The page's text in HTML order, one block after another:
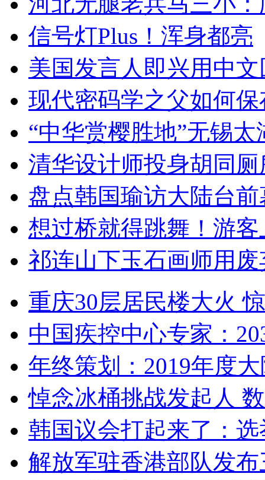
信号灯Plus！浑身都亮
美国发言人即兴用中
现代密码学之父如何
“中华赏樱胜地”无锡
清华设计师投身胡同
盘点韩国瑜访大陆台
想过桥就得跳舞！游客
祁连山下玉石画师用
重庆30层居民楼大火
中国疾控中心专家：
年终策划：2019年度
悼念冰桶挑战发起人
韩国议会打起来了：
解放军驻香港部队发